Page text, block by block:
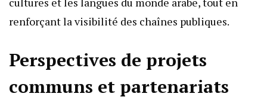
renforçant la visibilité des chaînes publiques.
Perspectives de projets
communs et partenariats